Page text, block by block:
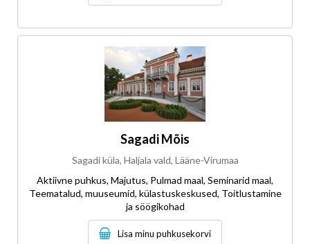
Sagadi Mõis
Sagadi küla, Haljala vald, Lääne-Virumaa
Aktiivne puhkus, Majutus, Pulmad maal, Seminarid maal,
Teematalud, muuseumid, külastuskeskused, Toitlustamine
ja söögikohad
Lisa minu puhkusekorvi